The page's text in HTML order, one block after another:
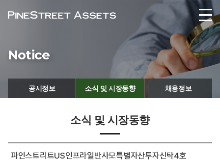
Notice
공시정보 소식 및 시장동향 채용정보
소식 및 시장동향
파인스트리트US인프라일반사모특별자산투자신탁4호